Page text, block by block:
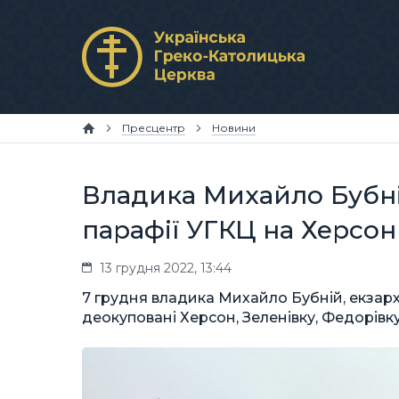
Пресцентр Новини
Владика Михайло
парафії УГКЦ на
13 грудня 2022, 13:44
7 грудня владика Михайло Бубній,
деокуповані Херсон, Зеленівку,